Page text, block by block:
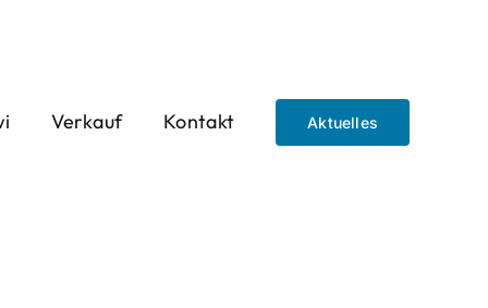
Verkauf Kontakt Aktuelles